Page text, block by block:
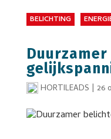
BELICHTING
HORTILEADS | 26